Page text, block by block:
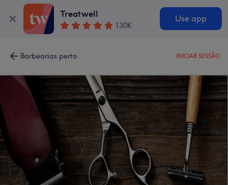
Treatwell
130K
Use app
Barbearias perto INICIAR SESSÃO